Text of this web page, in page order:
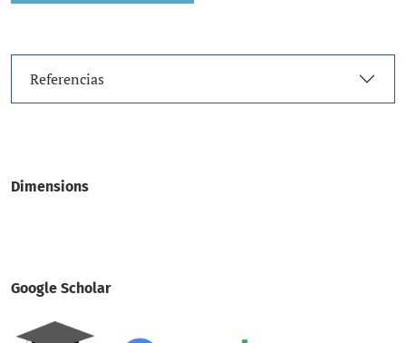
Dimensions
Google Scholar
Referencias